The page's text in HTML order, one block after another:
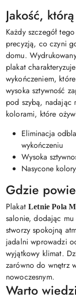
Jakość,
Każdy szczegół
precyzją, co czyni
domu.
plakat
wykończeniem,
wysoka sztywność
pod szybą, nadając
kolorami, które
Eliminacja
wykończeniu
Wysoka
Nasycone
Gdzie
PlakatLetnie Pola
salonie, dodając
stworzy spokojną
jadalni wprowadzi
wyjątkowy klimat.
zarówno do wnętrz
nowoczesnym.
Warto